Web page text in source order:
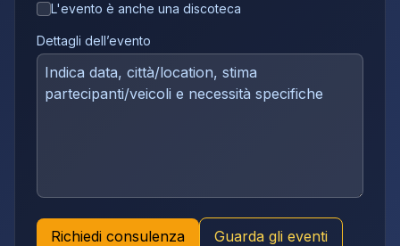
L'evento è anche una discoteca
Dettagli dell’evento
Richiedi consulenza Guarda gli eventi